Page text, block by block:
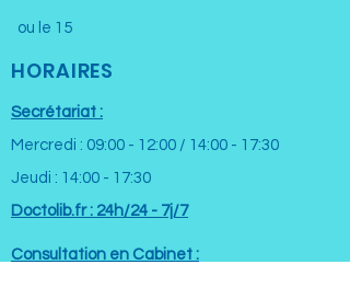
ou le 15
HORAIRES
Secrétariat :
Mercredi : 09:00 - 12:00 / 14:00 - 17:30
Jeudi : 14:00 - 17:30
Doctolib.fr : 24h/24 - 7j/7
Consultation en Cabinet :